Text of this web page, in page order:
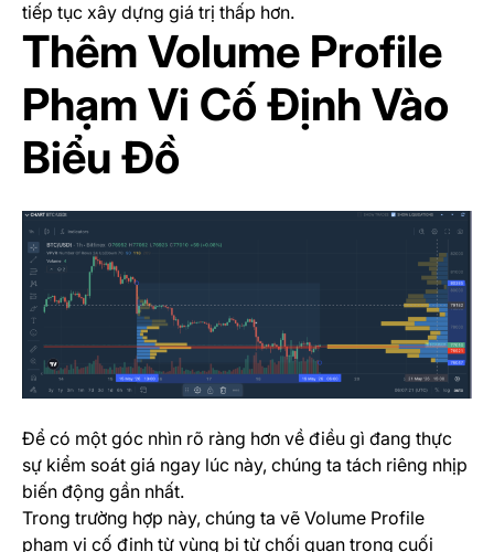
tiếp tục xây dựng giá trị thấp hơn.
Thêm Volume Profile
Phạm Vi Cố Định Vào
Biểu Đồ
Để có một góc nhìn rõ ràng hơn về điều gì đang thực
sự kiểm soát giá ngay lúc này, chúng ta tách riêng nhịp
biến động gần nhất.
Trong trường hợp này, chúng ta vẽ Volume Profile
phạm vi cố định từ vùng bị từ chối quan trọng cuối